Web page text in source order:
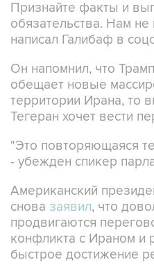
Признайте факты и
обязательства. Нам
написал Галибаф в
Он напомнил, что
обещает новые
территории Ирана, то
Тегеран хочет вести
"Это повторяющаяся
- убежден спикер
Американский
снова заявил, что
продвигаются
конфликта с Ираном и
быстрое достижение